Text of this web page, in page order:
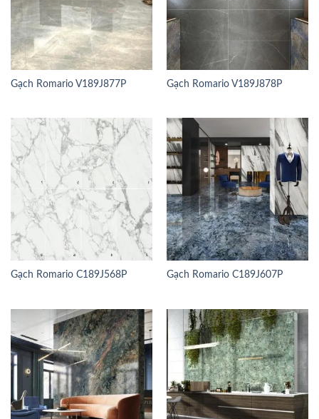
Gạch Romario V189J877P Gạch Romario V189J878P
Gạch Romario C189J568P Gạch Romario C189J607P